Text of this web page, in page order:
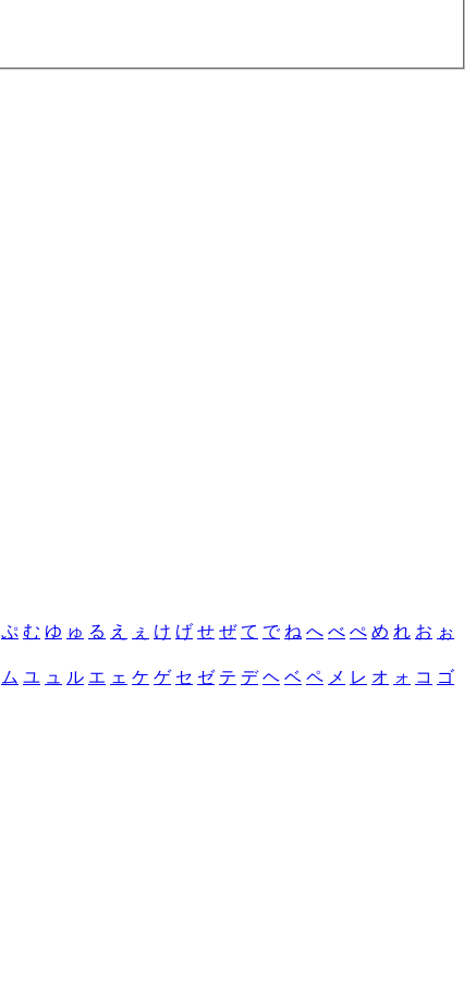
ぷ む ゆ ゅ る え ぇ け げ せ ぜ て で ね へ べ ぺ め れ お ぉ
ム ユ ュ ル エ ェ ケ ゲ セ ゼ テ デ ヘ ベ ペ メ レ オ ォ コ ゴ